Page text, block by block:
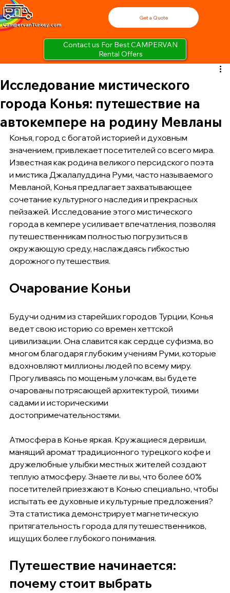
Contact us For Best CAMPERVAN
Rental Offers
Get a Quote
Исследование мистического
города Конья: путешествие на
автокемпере на родину Мевланы
Конья, город с богатой историей и духовным
значением, привлекает посетителей со всего мира.
Известная как родина великого персидского поэта
и мистика Джалалуддина Руми, часто называемого
Мевланой, Конья предлагает захватывающее
сочетание культурного наследия и прекрасных
пейзажей. Исследование этого мистического
города в кемпере усиливает впечатления, позволяя
путешественникам полностью погрузиться в
окружающую среду, наслаждаясь гибкостью
дорожного путешествия.
Очарование Коньи
Будучи одним из старейших городов Турции, Конья
ведет свою историю со времен хеттской
цивилизации. Она славится как сердце суфизма, во
многом благодаря глубоким учениям Руми, которые
вдохновляют миллионы людей по всему миру.
Прогуливаясь по мощеным улочкам, вы будете
очарованы потрясающей архитектурой, тихими
садами и историческими
достопримечательностями.
Атмосфера в Конье яркая. Кружащиеся дервиши,
манящий аромат традиционного турецкого кофе и
дружелюбные улыбки местных жителей создают
теплую атмосферу. Знаете ли вы, что более 60%
посетителей приезжают в Конью специально, чтобы
испытать ее духовные и культурные предложения?
Эта статистика демонстрирует магнетическую
притягательность города для путешественников,
ищущих более глубокого понимания.
Путешествие начинается:
почему стоит выбрать